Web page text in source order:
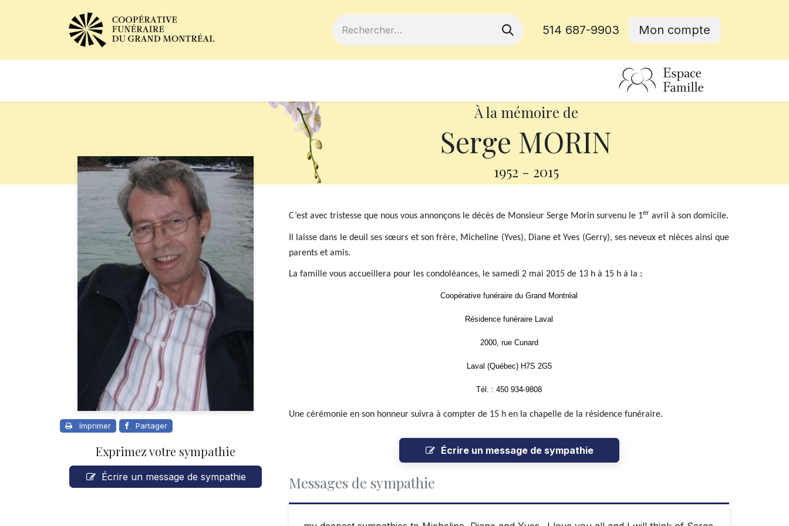
514 687-9903 Mon compte
À la mémoire de
Serge MORIN
1952 - 2015
Imprimer Partager
Exprimez votre sympathie
Écrire un message de sympathie
C’est avec tristesse que nous vous annonçons le décès de Monsieur Serge Morin survenu le 1er avril à son domicile.
Il laisse dans le deuil ses sœurs et son frère, Micheline (Yves), Diane et Yves (Gerry), ses neveux et nièces ainsi que
parents et amis.
La famille vous accueillera pour les condoléances, le samedi 2 mai 2015 de 13 h à 15 h à la :
Coopérative funéraire du Grand Montréal
Résidence funéraire Laval
2000, rue Cunard
Laval (Québec) H7S 2G5
Tél. : 450 934-9808
Une cérémonie en son honneur suivra à compter de 15 h en la chapelle de la résidence funéraire.
Écrire un message de sympathie
Messages de sympathie